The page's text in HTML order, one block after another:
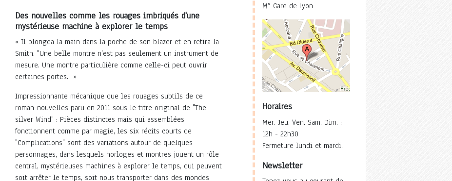
Des nouvelles comme les rouages imbriqués d'une
mystérieuse machine à explorer le temps
« Il plongea la main dans la poche de son blazer et en retira la
Smith. "Une belle montre n’est pas seulement un instrument de
mesure. Une montre particulière comme celle-ci peut ouvrir
certaines portes." »
Impressionnante mécanique que les rouages subtils de ce
roman-nouvelles paru en 2011 sous le titre original de "The
silver Wind" : Pièces distinctes mais qui assemblées
fonctionnent comme par magie, les six récits courts de
"Complications" sont des variations autour de quelques
personnages, dans lesquels horloges et montres jouent un rôle
central, mystérieuses machines à explorer le temps, qui peuvent
soit arrêter le temps, soit nous transporter dans des mondes
M° Gare de Lyon
Horaires
Mer. Jeu. Ven. Sam. Dim. :
12h - 22h30
Fermeture lundi et mardi.
Newsletter